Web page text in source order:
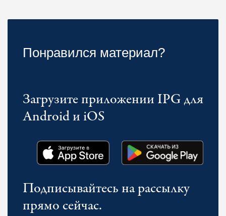
Понравился материал?
Загрузите приложении IPG для
Android и iOS
Подписывайтесь на рассылку
прямо сейчас.